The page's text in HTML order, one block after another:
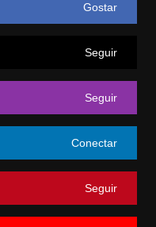
Gostar
Seguir
Seguir
Conectar
Seguir